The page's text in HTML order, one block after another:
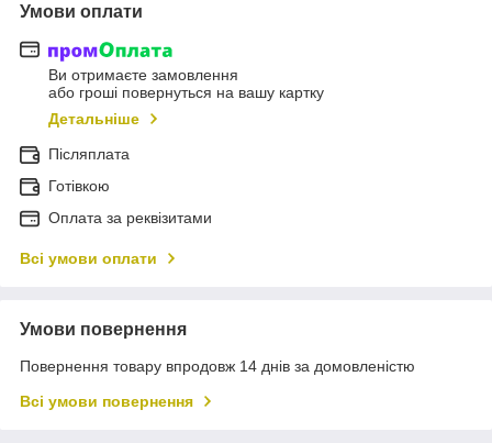
Умови оплати
Ви отримаєте замовлення
або гроші повернуться на вашу картку
Детальніше
Післяплата
Готівкою
Оплата за реквізитами
Всі умови оплати
Умови повернення
Повернення товару впродовж 14 днів за домовленістю
Всі умови повернення